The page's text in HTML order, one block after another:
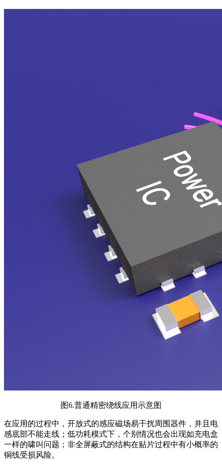
图6.普通精密绕线应用示意图
在应用的过程中，开放式的感应磁场易干扰周围器件， 并且 电
感底部不能走线；低功耗模式下，个别情况也会出现如充电盒
一样的啸叫问题；非全屏蔽式的结构在贴片过程中有小概率的
铜线受损风险。